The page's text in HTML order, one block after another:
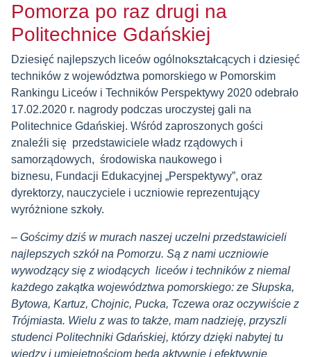
Pomorza po raz drugi na
Politechnice Gdańskiej
Dziesięć najlepszych liceów ogólnokształcących i dziesięć
techników z województwa pomorskiego w Pomorskim
Rankingu Liceów i Techników Perspektywy 2020 odebrało
17.02.2020 r. nagrody podczas uroczystej gali na
Politechnice Gdańskiej. Wśród zaproszonych gości
znaleźli się przedstawiciele władz rządowych i
samorządowych, środowiska naukowego i
biznesu, Fundacji Edukacyjnej „Perspektywy”, oraz
dyrektorzy, nauczyciele i uczniowie reprezentujący
wyróżnione szkoły.
– Gościmy dziś w murach naszej uczelni przedstawicieli
najlepszych szkół na Pomorzu. Są z nami uczniowie
wywodzący się z wiodących liceów i techników z niemal
każdego zakątka województwa pomorskiego: ze Słupska,
Bytowa, Kartuz, Chojnic, Pucka, Tczewa oraz oczywiście z
Trójmiasta. Wielu z was to także, mam nadzieję, przyszli
studenci Politechniki Gdańskiej, którzy dzięki nabytej tu
wiedzy i umiejętnościom będą aktywnie i efektywnie